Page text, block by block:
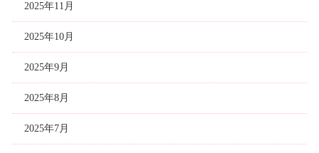
2025年11月
2025年10月
2025年9月
2025年8月
2025年7月